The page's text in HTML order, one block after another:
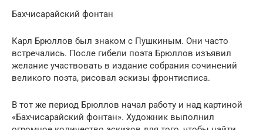
Бахчисарайский фонтан
Карл Брюллов был знаком с Пушкиным. Они часто
встречались. После гибели поэта Брюллов изъявил
желание участвовать в издание собрания сочинений
великого поэта, рисовал эскизы фронтисписа.
В тот же период Брюллов начал работу и над картиной
«Бахчисарайский фонтан». Художник выполнил